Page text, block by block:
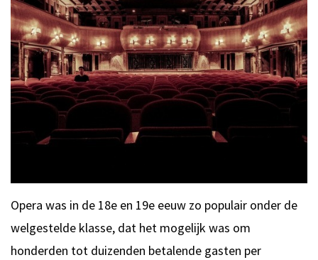
Opera was in de 18e en 19e eeuw zo populair onder de
welgestelde klasse, dat het mogelijk was om
honderden tot duizenden betalende gasten per